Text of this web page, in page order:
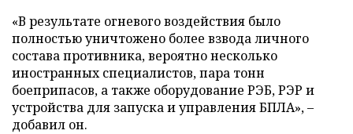
«В результате огневого воздействия было
полностью уничтожено более взвода личного
состава противника, вероятно несколько
иностранных специалистов, пара тонн
боеприпасов, а также оборудование РЭБ, РЭР и
устройства для запуска и управления БПЛА», –
добавил он.